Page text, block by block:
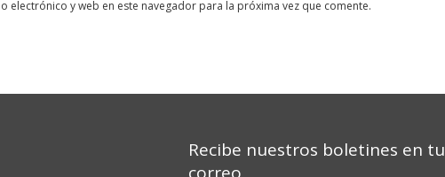
electrónico y web en este navegador para la próxima vez que comente.
Recibe nuestros boletines en tu